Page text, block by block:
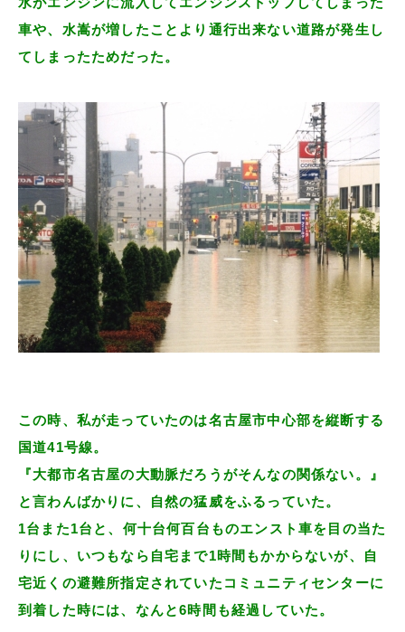
車や、水嵩が増したことより通行出来ない道路が発生し
てしまったためだった。
この時、私が走っていたのは名古屋市中心部を縦断する
国道41号線。
『大都市名古屋の大動脈だろうがそんなの関係ない。』
と言わんばかりに、自然の猛威をふるっていた。
1台また1台と、何十台何百台ものエンスト車を目の当た
りにし、いつもなら自宅まで1時間もかからないが、自
宅近くの避難所指定されていたコミュニティセンターに
到着した時には、なんと6時間も経過していた。